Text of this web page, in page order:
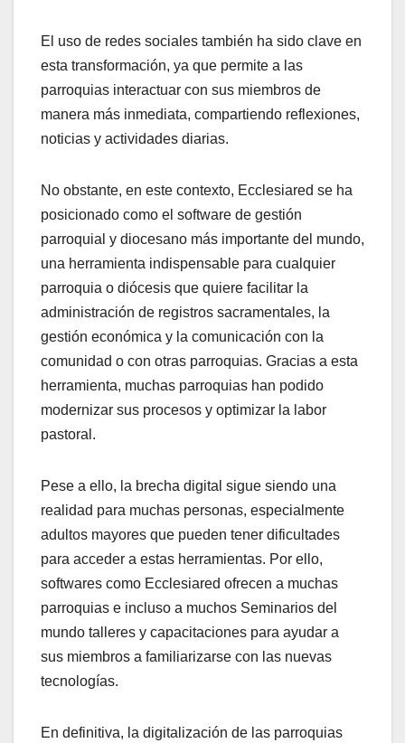
El uso de redes sociales también ha sido clave en
esta transformación, ya que permite a las
parroquias interactuar con sus miembros de
manera más inmediata, compartiendo reflexiones,
noticias y actividades diarias.
No obstante, en este contexto, Ecclesiared se ha
posicionado como el software de gestión
parroquial y diocesano más importante del mundo,
una herramienta indispensable para cualquier
parroquia o diócesis que quiere facilitar la
administración de registros sacramentales, la
gestión económica y la comunicación con la
comunidad o con otras parroquias. Gracias a esta
herramienta, muchas parroquias han podido
modernizar sus procesos y optimizar la labor
pastoral.
Pese a ello, la brecha digital sigue siendo una
realidad para muchas personas, especialmente
adultos mayores que pueden tener dificultades
para acceder a estas herramientas. Por ello,
softwares como Ecclesiared ofrecen a muchas
parroquias e incluso a muchos Seminarios del
mundo talleres y capacitaciones para ayudar a
sus miembros a familiarizarse con las nuevas
tecnologías.
En definitiva, la digitalización de las parroquias